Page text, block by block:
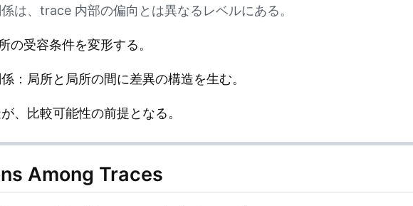
は、trace 内部の偏向とは異なるレベルにある。
の受容条件を変形する。
：局所と局所の間に差異の構造を生む。
、比較可能性の前提となる。
Among Traces